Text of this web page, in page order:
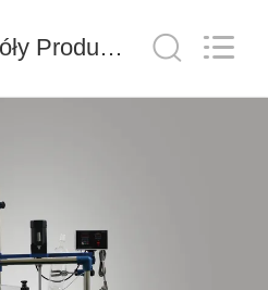
Szczegóły Produktu